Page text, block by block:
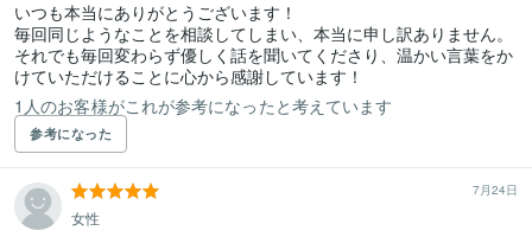
いつも本当にありがとうございます！
毎回同じようなことを相談してしまい、本当に申し訳ありません。
それでも毎回変わらず優しく話を聞いてくださり、温かい言葉をか
けていただけることに心から感謝しています！
1人のお客様がこれが参考になったと考えています
参考になった
7月24日
女性